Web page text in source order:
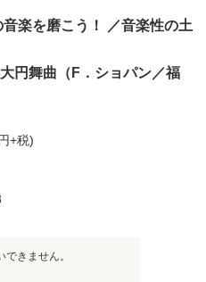
楽を磨こう！ ／音楽性の土
円舞曲（F．ショパン／福
+税)
きません。